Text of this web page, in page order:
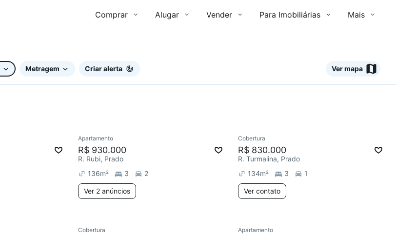
Comprar Alugar Vender Para Imobiliárias Mais
Metragem Criar alerta Ver mapa
Redecorar
Apartamento
R$ 930.000
R. Rubi, Prado
136m² 3 2
Ver 2 anúncios
Redecorar
Cobertura
R$ 830.000
R. Turmalina, Prado
134m² 3 1
Ver contato
Cobertura Redecorar
Apartamento